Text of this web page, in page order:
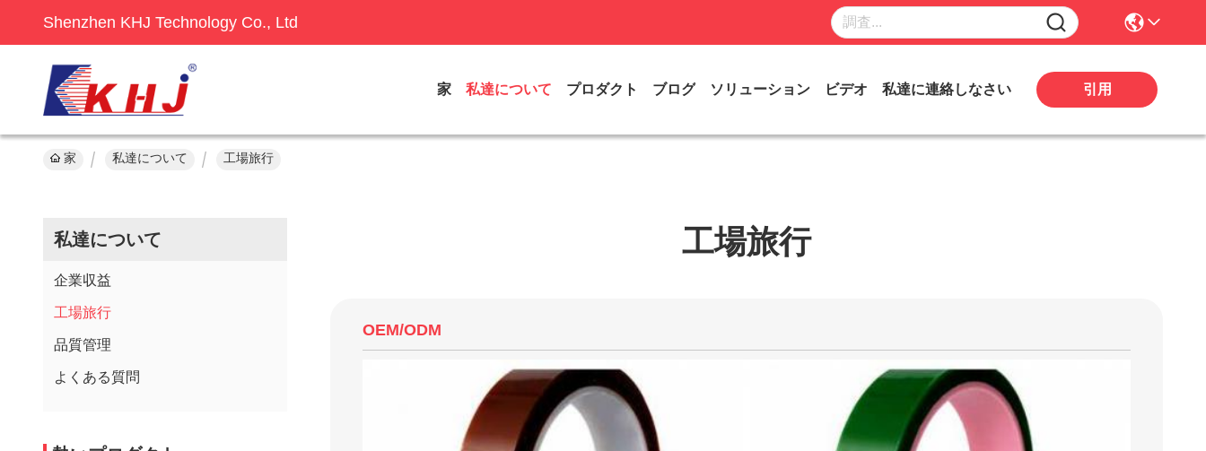
Shenzhen KHJ Technology Co., Ltd
家 私達について プロダクト ブログ ソリューション ビデオ 私達に連絡しなさい 引用
家 私達について 工場旅行
私達について
企業収益
工場旅行
品質管理
よくある質問
工場旅行
OEM/ODM